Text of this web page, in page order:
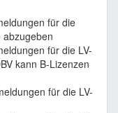
für die
abzugeben
für die LV-
kann B-Lizenzen
für die LV-